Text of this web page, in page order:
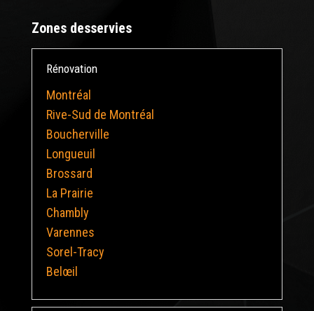
Zones desservies
Rénovation
Montréal
Rive-Sud de Montréal
Boucherville
Longueuil
Brossard
La Prairie
Chambly
Varennes
Sorel-Tracy
Belœil